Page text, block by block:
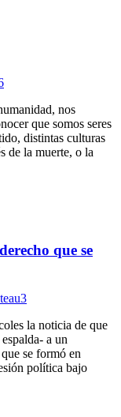
nos
que somos seres
distintas culturas
de la muerte, o la
que se
3
la noticia de que
a un
se formó en
política bajo